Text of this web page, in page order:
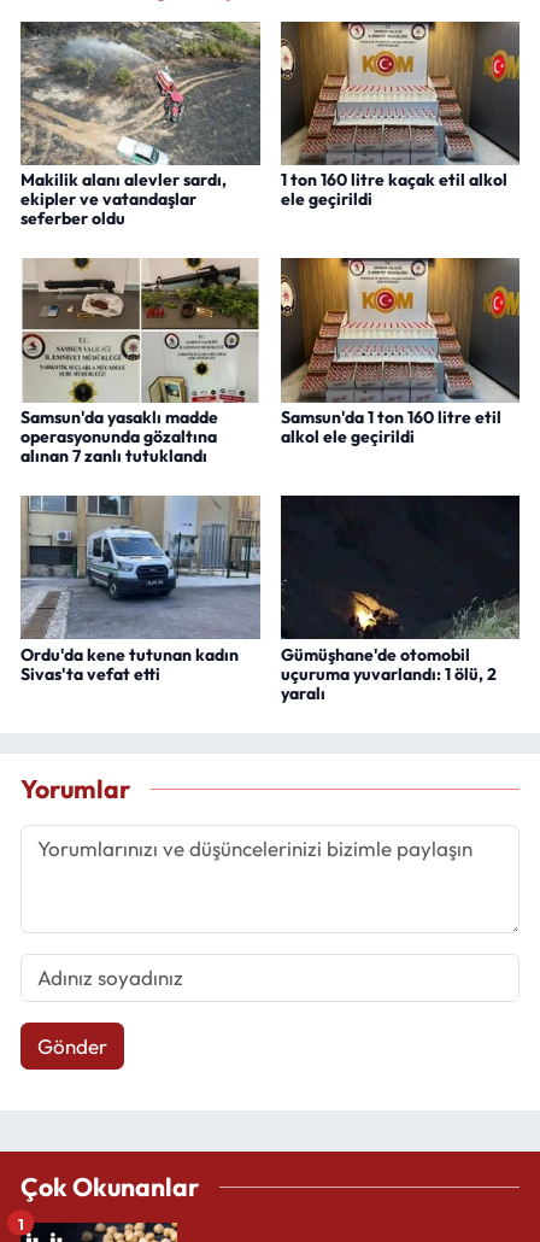
Makilik alanı alevler sardı,
ekipler ve vatandaşlar
seferber oldu
1 ton 160 litre kaçak etil alkol
ele geçirildi
Samsun'da yasaklı madde
operasyonunda gözaltına
alınan 7 zanlı tutuklandı
Samsun'da 1 ton 160 litre etil
alkol ele geçirildi
Ordu'da kene tutunan kadın
Sivas'ta vefat etti
Gümüşhane'de otomobil
uçuruma yuvarlandı: 1 ölü, 2
yaralı
Yorumlar
Gönder
Çok Okunanlar
1